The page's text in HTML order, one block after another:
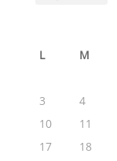
L M
3
4
10
11
17
18